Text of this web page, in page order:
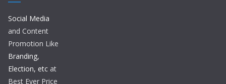
Social Media
and Content
Promotion Like
Branding,
Election, etc at
Best Ever Price